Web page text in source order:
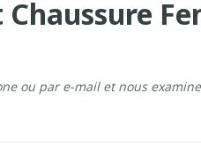
ou par e-mail et nous